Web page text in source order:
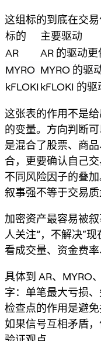
这组标的到底在交
标的
主要驱动
AR
AR 的驱动
MYRO MYRO 的驱
kFLOKI kFLOKI 的
这张表的作用不是
的变量。方向判断
是混合了股票、商
合，更要确认自己
不同风险因子的叠加
叙事强不等于交易
加密资产最容易被
人关注”，不解决“
看成交量、资金费率
具体到 AR、MYRO
字：单笔最大亏损
检查点的作用是避
如果信号互相矛盾